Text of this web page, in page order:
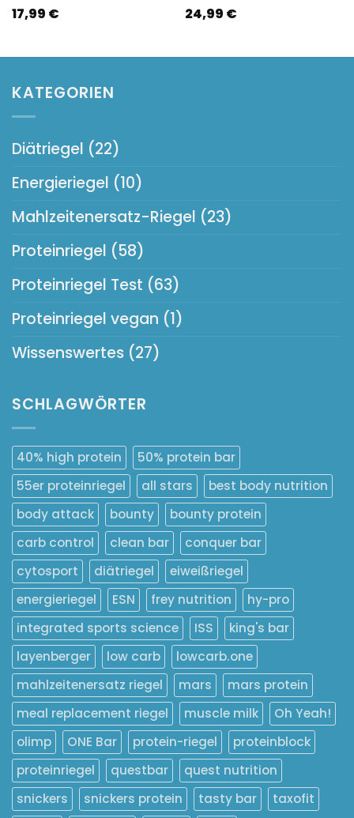
17,99 €
24,99 €
KATEGORIEN
Diätriegel (22)
Energieriegel (10)
Mahlzeitenersatz-Riegel (23)
Proteinriegel (58)
Proteinriegel Test (63)
Proteinriegel vegan (1)
Wissenswertes (27)
SCHLAGWÖRTER
40% high protein
50% protein bar
55er proteinriegel
all stars
best body nutrition
body attack
bounty
bounty protein
carb control
clean bar
conquer bar
cytosport
diätriegel
eiweißriegel
energieriegel
ESN frey nutrition
hy-pro
integrated sports science
ISS
king's bar
layenberger
low carb
lowcarb.one
mahlzeitenersatz riegel
mars
mars protein
meal replacement riegel
muscle milk
Oh Yeah!
olimp
ONE Bar protein-riegel
proteinblock
proteinriegel
questbar
quest nutrition
snickers
snickers protein tasty bar taxofit